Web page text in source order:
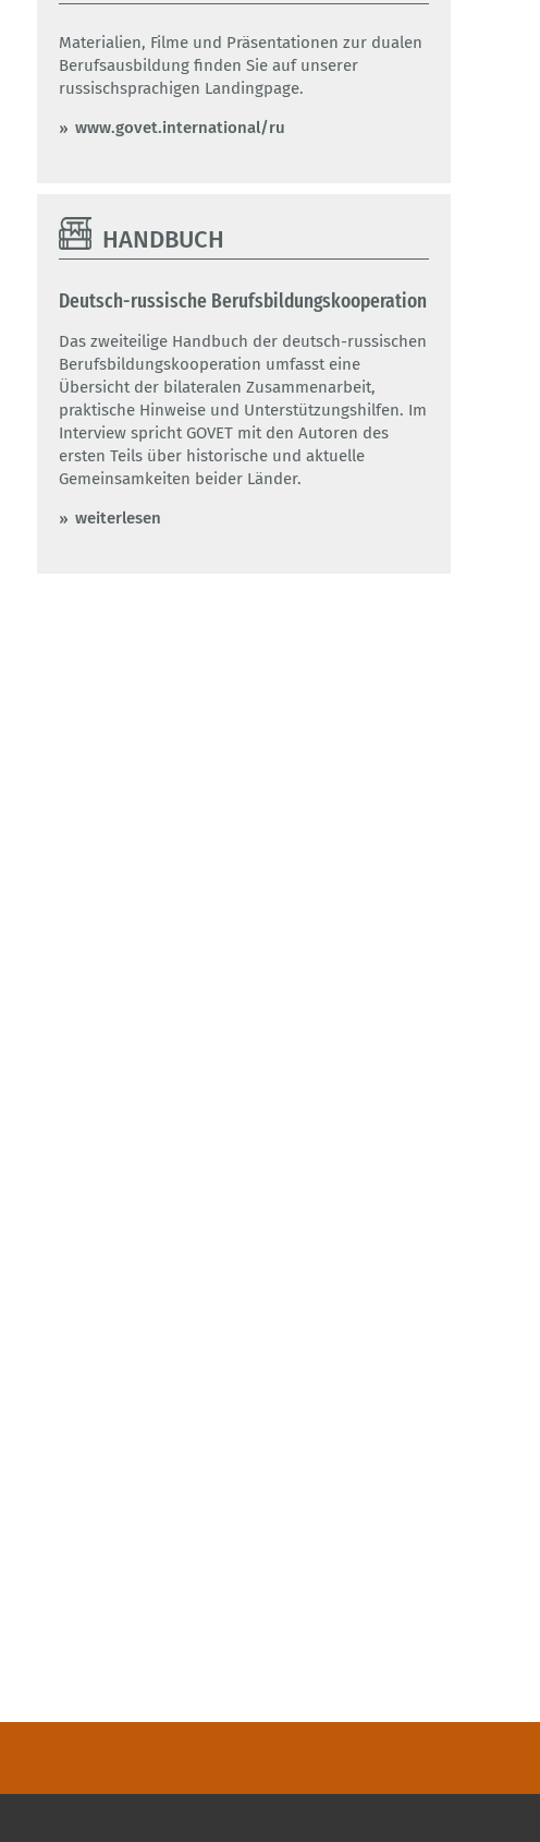
Materialien, Filme und Präsentationen zur dualen
Berufsausbildung finden Sie auf unserer
russischsprachigen Landingpage.
www.govet.international/ru
HANDBUCH
Deutsch-russische Berufsbildungskooperation
Das zweiteilige Handbuch der deutsch-russischen
Berufsbildungskooperation umfasst eine
Übersicht der bilateralen Zusammenarbeit,
praktische Hinweise und Unterstützungshilfen. Im
Interview spricht GOVET mit den Autoren des
ersten Teils über historische und aktuelle
Gemeinsamkeiten beider Länder.
weiterlesen